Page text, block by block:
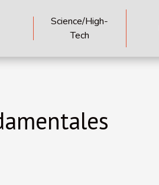
Science/High-
Tech